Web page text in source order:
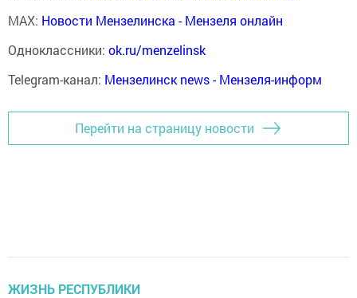
MAX: Новости Мензелинска - Мензеля онлайн
Одноклассники: ok.ru/menzelinsk
Telegram-канал: Мензелинск news - Мензеля-информ
Перейти на страницу новости
ЖИЗНЬ РЕСПУБЛИКИ